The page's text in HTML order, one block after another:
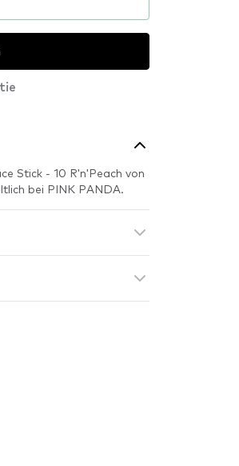
Stick - 10 R'n'Peach von
bei PINK PANDA.